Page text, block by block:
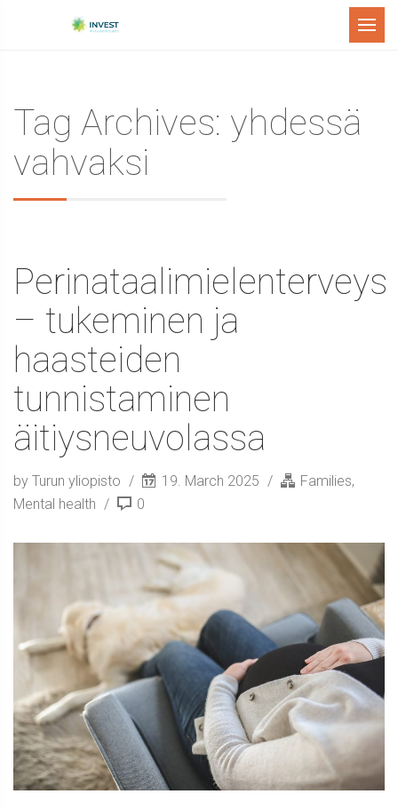
Menu
Tag Archives: yhdessä
vahvaksi
Perinataalimielenterveys
– tukeminen ja
haasteiden
tunnistaminen
äitiysneuvolassa
by Turun yliopisto 19. March 2025 Families,
Mental health
0